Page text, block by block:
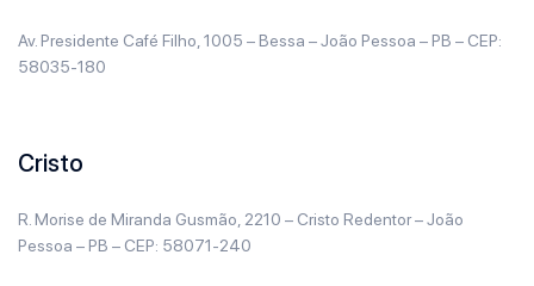
Av. Presidente Café Filho, 1005 – Bessa – João Pessoa – PB – CEP:
58035-180
Cristo
R. Morise de Miranda Gusmão, 2210 – Cristo Redentor – João
Pessoa – PB – CEP: 58071-240